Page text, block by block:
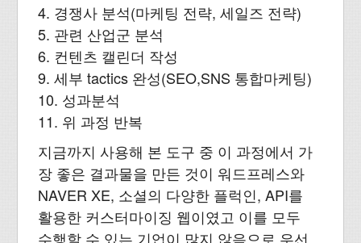
4. 경쟁사 분석(마케팅 전략, 세일즈 전략)
5. 관련 산업군 분석
6. 컨텐츠 캘린더 작성
9. 세부 tactics 완성(SEO,SNS 통합마케팅)
10. 성과분석
11. 위 과정 반복
지금까지 사용해 본 도구 중 이 과정에서 가
장 좋은 결과물을 만든 것이 워드프레스와
NAVER XE, 소셜의 다양한 플럭인, API를
활용한 커스터마이징 웹이였고 이를 모두
수행할 수 있는 기업이 많지 않음으로 우선